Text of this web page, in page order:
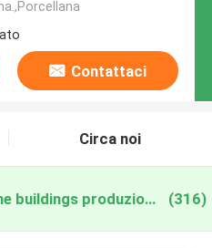
Contattaci
Circa noi
galvanized steel frame buildings produzione online (316)